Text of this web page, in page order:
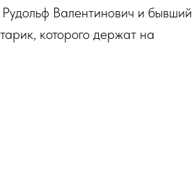
Валентинович и бывший
которого держат на